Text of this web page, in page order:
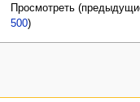
Просмотреть
500)